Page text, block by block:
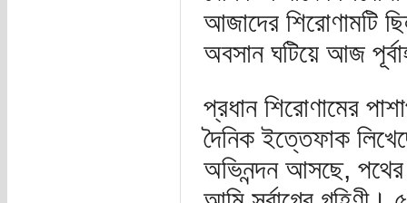
আজাদের শিরোণামটি
অবসান ঘটিয়ে আজ
প্রধান শিরোণামের
দৈনিক ইত্তেফাক
অভিনন্দন আসছে,